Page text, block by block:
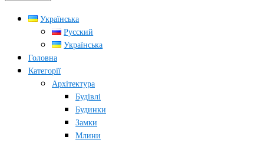
Українська
Русский
Українська
Головна
Категорії
Архітектура
Будівлі
Будинки
Замки
Млини